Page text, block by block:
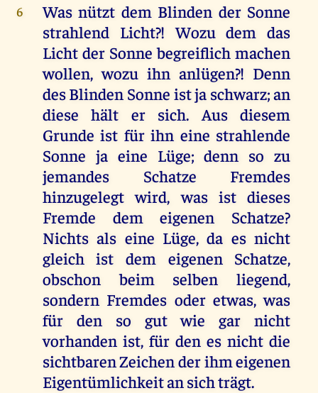
6
Was nützt dem Blinden der Sonne
strahlend Licht?! Wozu dem das
Licht der Sonne begreiflich machen
wollen, wozu ihn anlügen?! Denn
des Blinden Sonne ist ja schwarz; an
diese hält er sich. Aus diesem
Grunde ist für ihn eine strahlende
Sonne ja eine Lüge; denn so zu
jemandes Schatze Fremdes
hinzugelegt wird, was ist dieses
Fremde dem eigenen Schatze?
Nichts als eine Lüge, da es nicht
gleich ist dem eigenen Schatze,
obschon beim selben liegend,
sondern Fremdes oder etwas, was
für den so gut wie gar nicht
vorhanden ist, für den es nicht die
sichtbaren Zeichen der ihm eigenen
Eigentümlichkeit an sich trägt.